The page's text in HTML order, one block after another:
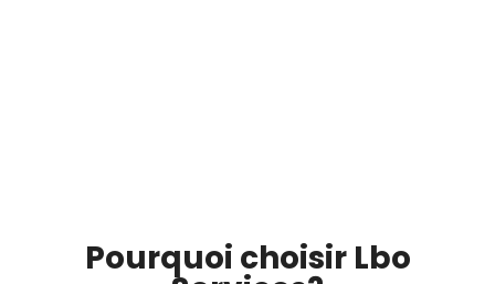
Pourquoi choisir Lbo